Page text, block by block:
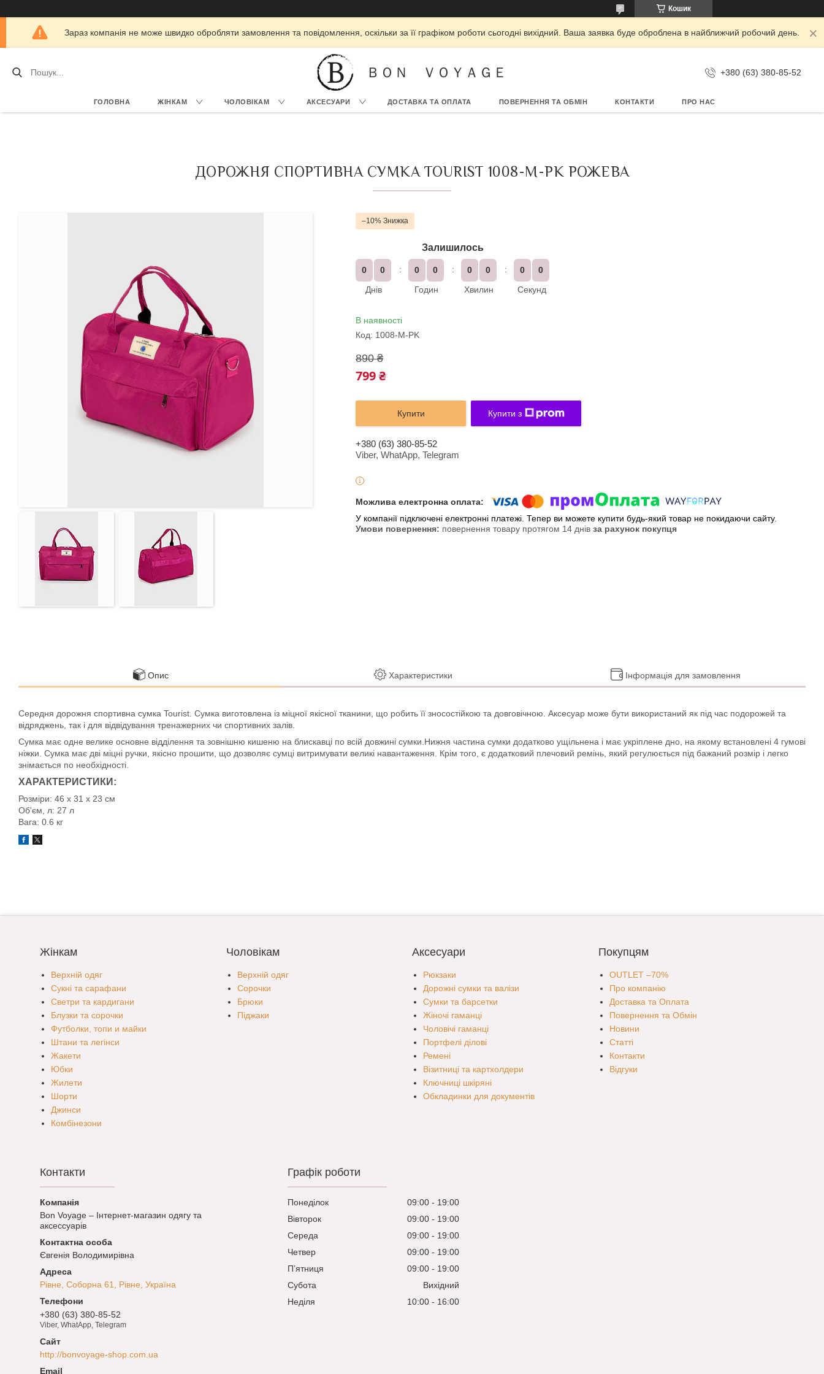
Кошик
Зараз компанія не може швидко обробляти замовлення та повідомлення, оскільки за її графіком роботи сьогодні вихідний. Ваша заявка буде оброблена в найближчий робочий день.
ＢＯＮ ＶＯＹＡＧＥ +380 (63) 380-85-52
ГОЛОВНА ЖІНКАМ ЧОЛОВІКАМ АКСЕСУАРИ ДОСТАВКА ТА ОПЛАТА ПОВЕРНЕННЯ ТА ОБМІН КОНТАКТИ ПРО НАС
ДОРОЖНЯ СПОРТИВНА СУМКА TOURIST 1008-M-PK РОЖЕВА
–10%
Залишилось
0
0
Днів
0
0
Годин
0
0
Хвилин
0
0
Секунд
В наявності
Код: 1008-M-PK
890 ₴
799 ₴
Купити Купити з
+380 (63) 380-85-52
Viber, WhatApp, Telegram
У компанії підключені електронні платежі. Тепер ви можете купити будь-який товар не покидаючи сайту.
повернення товару протягом 14 днів за рахунок покупця
Опис Характеристики Інформація для замовлення
Середня дорожня спортивна сумка Tourist. Сумка виготовлена ​​із міцної якісної тканини, що робить її зносостійкою та довговічною. Аксесуар може бути використаний як під час подорожей та
відряджень, так і для відвідування тренажерних чи спортивних залів.
Сумка має одне велике основне відділення та зовнішню кишеню на блискавці по всій довжині сумки.Нижня частина сумки додатково ущільнена і має укріплене дно, на якому встановлені 4 гумові
ніжки. Сумка має дві міцні ручки, якісно прошити, що дозволяє сумці витримувати великі навантаження. Крім того, є додатковий плечовий ремінь, який регулюється під бажаний розмір і легко
знімається по необхідності.
ХАРАКТЕРИСТИКИ:
Розміри: 46 х 31 х 23 см
Об'єм, л: 27 л
Вага: 0.6 кг
Жінкам
Верхній одяг
Сукні та сарафани
Светри та кардигани
Блузки та сорочки
Футболки, топи и майки
Штани та легінси
Жакети
Юбки
Жилети
Шорти
Джинси
Комбінезони
Чоловікам
Верхній одяг
Сорочки
Брюки
Піджаки
Аксесуари
Рюкзаки
Дорожні сумки та валізи
Сумки та барсетки
Жіночі гаманці
Чоловічі гаманці
Портфелі ділові
Ремені
Візитниці та картхолдери
Ключниці шкіряні
Обкладинки для документів
Покупцям
OUTLET –70%
Про компанію
Доставка та Оплата
Повернення та Обмін
Новини
Статті
Контакти
Відгуки
Контакти
Bon Voyage – Інтернет-магазин одягу та
аксессуарів
Євгенія Володимирівна
Рівне, Соборна 61, Рівне, Україна
+380 (63) 380-85-52
Viber, WhatApp, Telegram
http://bonvoyage-shop.com.ua
Графік роботи
Понеділок 09:00
19:00
Вівторок
09:00
19:00
Середа
09:00
19:00
Четвер
09:00
19:00
Пʼятниця
09:00
19:00
Субота
Вихідний
Неділя
10:00 16:00